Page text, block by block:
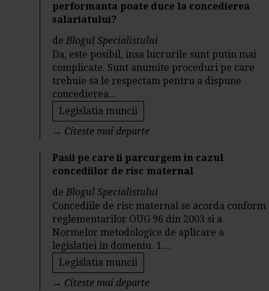
performanta poate duce la concedierea
salariatului?
deBlogul Specialistului
Da, este posibil, insa lucrurile sunt putin mai
complicate. Sunt anumite proceduri pe care
trebuie sa le respectam pentru a dispune
concedierea...
Legislatia muncii
→ Citeste mai departe
Pasii pe care ii parcurgem in cazul
concediilor de risc maternal
deBlogul Specialistului
Concediile de risc maternal se acorda conform
reglementarilor OUG 96 din 2003 si a
Normelor metodologice de aplicare a
legislatiei in domeniu. 1....
Legislatia muncii
→ Citeste mai departe